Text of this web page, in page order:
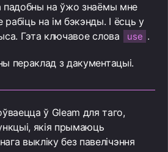
падобны на ўжо знаёмы мне
рабіць на ім бэкэнды. І ёсць у
Гэта ключавое слова
use .
пераклад з дакументацыі.
ў Gleam для таго,
якія прымаюць
выкліку без павелічэння